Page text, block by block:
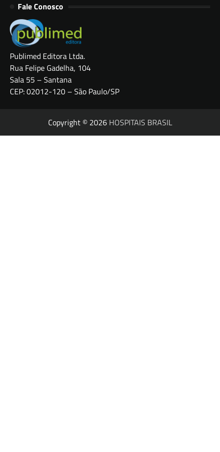
Fale Conosco
Publimed Editora Ltda.
Rua Felipe Gadelha, 104
Sala 55 – Santana
CEP: 02012-120 – São Paulo/SP
Copyright © 2026 HOSPITAIS BRASIL